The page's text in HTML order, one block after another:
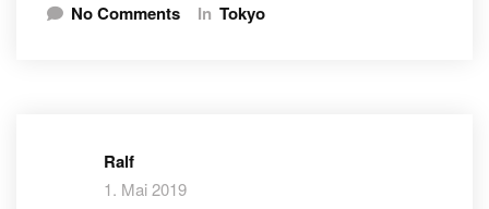
No Comments In Tokyo
Ralf
1. Mai 2019